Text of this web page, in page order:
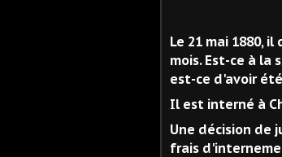
André Gill.
Le 21 mai 1880,
mois. Est-ce à la
est-ce d'avoir
Il est interné à
Une décision de
frais